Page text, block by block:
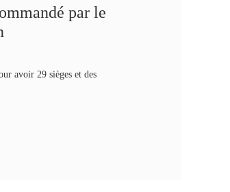
par le
avoir 29 sièges et des